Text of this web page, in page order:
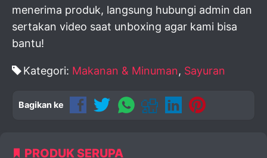
menerima produk, langsung hubungi admin dan
sertakan video saat unboxing agar kami bisa
bantu!
Kategori: Makanan & Minuman, Sayuran
Bagikan ke
PRODUK SERUPA